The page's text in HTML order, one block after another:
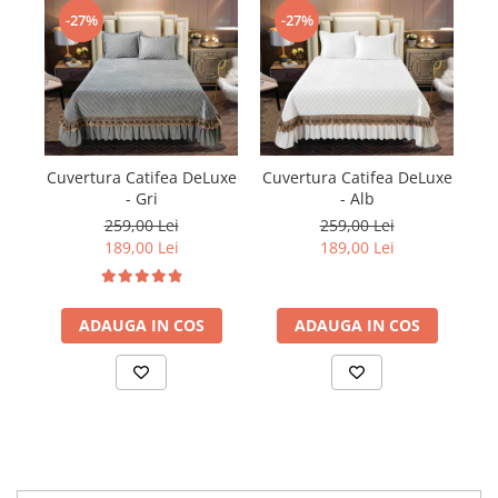
-27%
Cuvertura Catifea DeLuxe
- Gri
259,00 Lei
189,00 Lei
ADAUGA IN COS
-27%
Cuvertura Catifea DeLuxe
- Alb
259,00 Lei
189,00 Lei
ADAUGA IN COS